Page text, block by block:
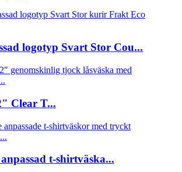
logotyp Svart Stor Cou...
Clear T...
t-shirtväska...